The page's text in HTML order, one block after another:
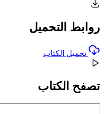
روابط التحميل
تحميل الكتاب
تصفح الكتاب